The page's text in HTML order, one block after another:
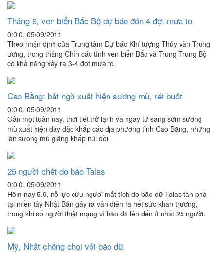
Tháng 9, ven biển Bắc Bộ dự báo đón 4 đợt mưa to
0:0:0, 05/09/2011
Theo nhận định của Trung tâm Dự báo Khí tượng Thủy văn Trung
ương, trong tháng Chín các tỉnh ven biển Bắc và Trung Trung Bộ
có khả năng xảy ra 3-4 đợt mưa to.
Cao Bằng: bất ngờ xuất hiện sương mù, rét buốt
0:0:0, 05/09/2011
Gần một tuần nay, thời tiết trở lạnh và ngay từ sáng sớm sương
mù xuất hiện dày đặc khắp các địa phương tỉnh Cao Bằng, những
làn sương mù giăng khắp núi đồi.
25 người chết do bão Talas
0:0:0, 05/09/2011
Hôm nay 5.9, nỗ lực cứu người mất tích do bão dữ Talas tàn phá
tại miền tây Nhật Bản gây ra vẫn diễn ra hết sức khẩn trương,
trong khi số người thiệt mạng vì bão đã lên đến ít nhất 25 người.
Mỹ, Nhật chống chọi với bão dữ